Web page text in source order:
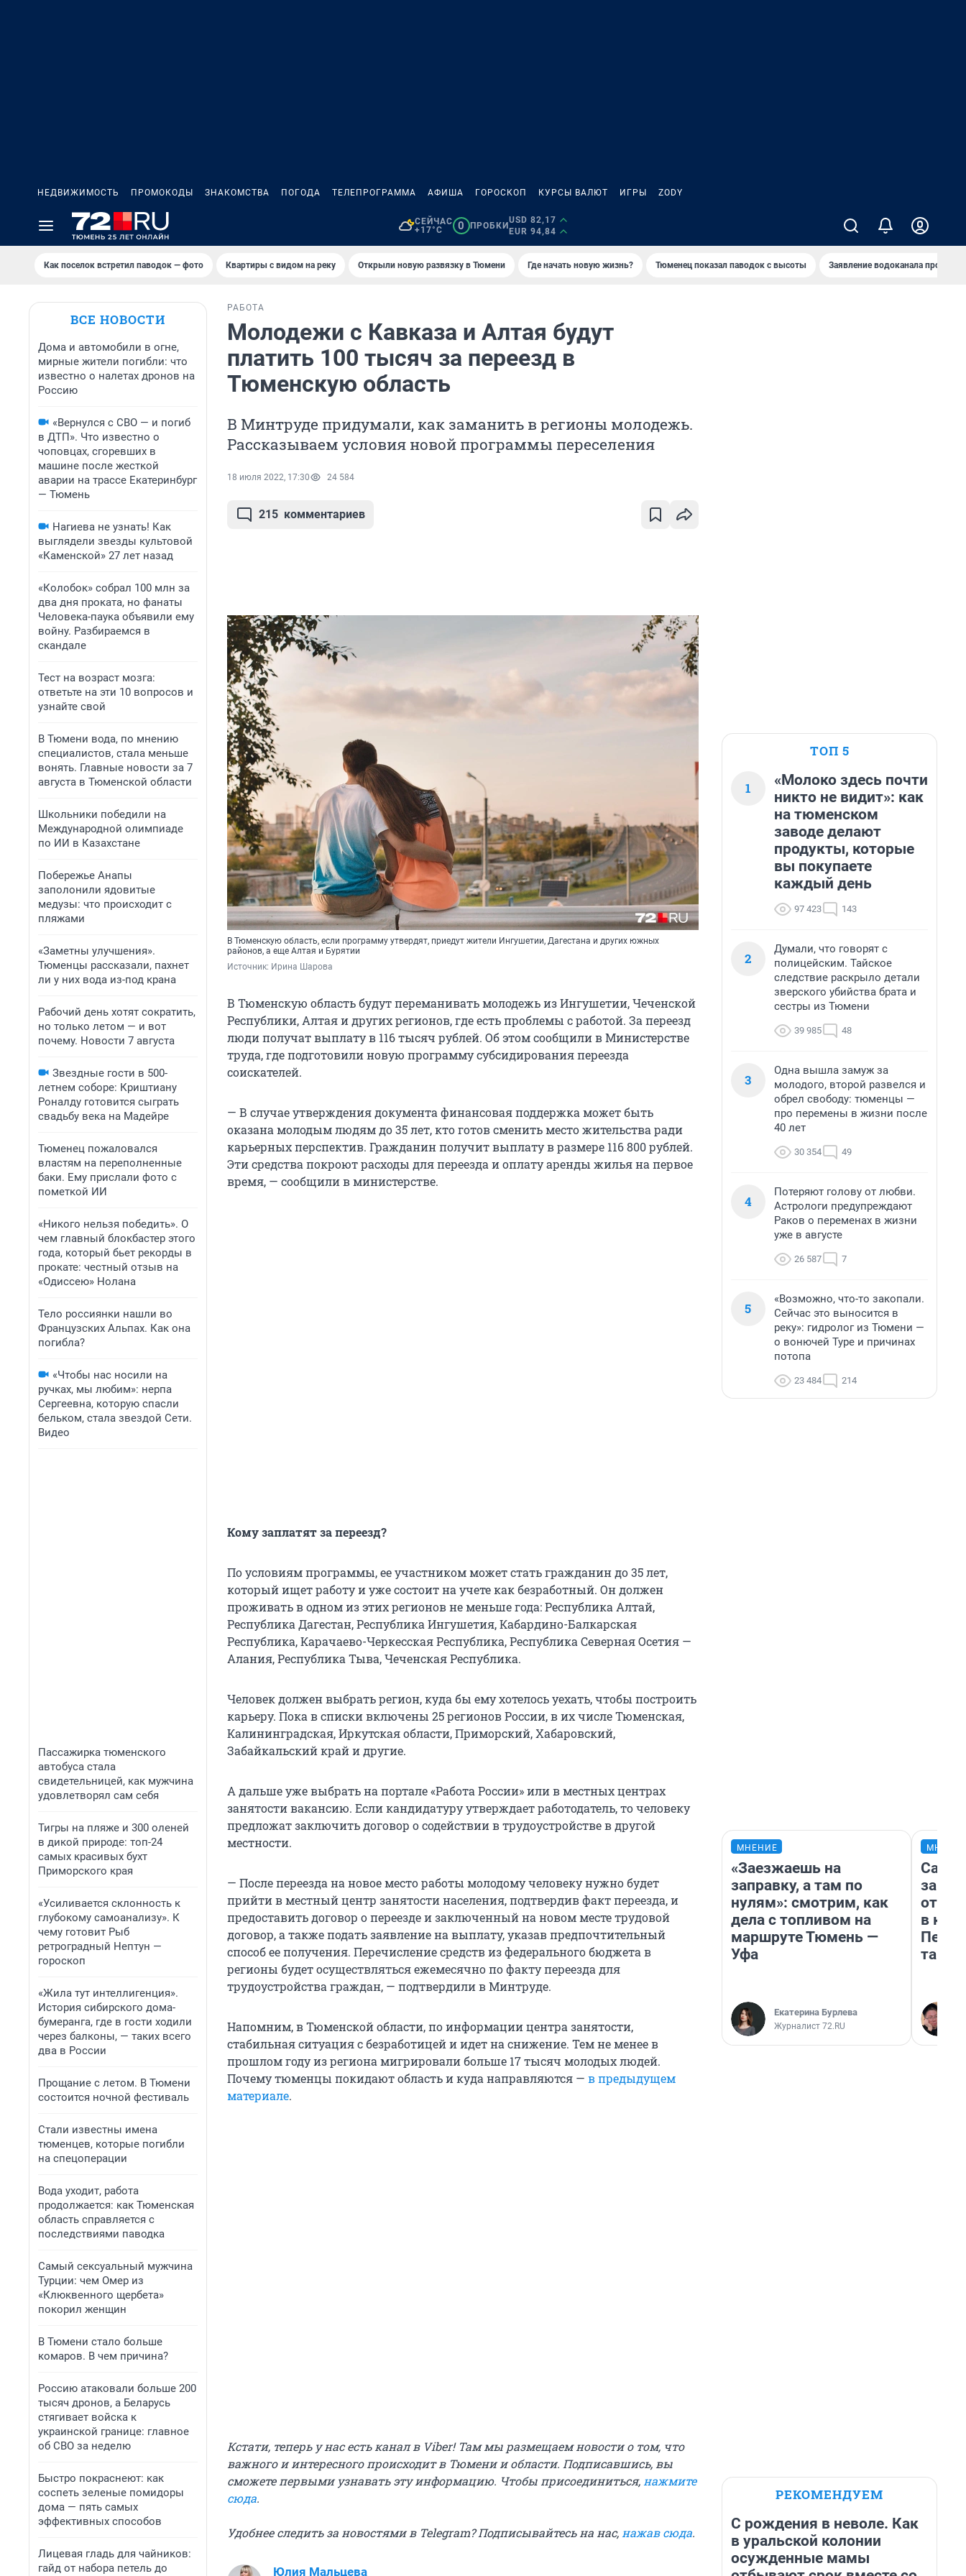
НЕДВИЖИМОСТЬ ПРОМОКОДЫ ЗНАКОМСТВА ПОГОДА ТЕЛЕПРОГРАММА АФИША ГОРОСКОП КУРСЫ ВАЛЮТ ИГРЫ ZODY
СЕЙЧАС
+17°C
0 ПРОБКИ
USD 82,17
EUR 94,84
Как поселок встретил паводок — фото Квартиры с видом на реку Открыли новую развязку в Тюмени Где начать новую жизнь? Тюменец показал паводок с высоты Заявление водоканала про
ВСЕ НОВОСТИ
Дома и автомобили в огне,
мирные жители погибли: что
известно о налетах дронов на
Россию
«Вернулся с СВО — и погиб
в ДТП». Что известно о
чоповцах, сгоревших в
машине после жесткой
аварии на трассе Екатеринбург
— Тюмень
Нагиева не узнать! Как
выглядели звезды культовой
«Каменской» 27 лет назад
«Колобок» собрал 100 млн за
два дня проката, но фанаты
Человека-паука объявили ему
войну. Разбираемся в
скандале
Тест на возраст мозга:
ответьте на эти 10 вопросов и
узнайте свой
В Тюмени вода, по мнению
специалистов, стала меньше
вонять. Главные новости за 7
августа в Тюменской области
Школьники победили на
Международной олимпиаде
по ИИ в Казахстане
Побережье Анапы
заполонили ядовитые
медузы: что происходит с
пляжами
«Заметны улучшения».
Тюменцы рассказали, пахнет
ли у них вода из-под крана
Рабочий день хотят сократить,
но только летом — и вот
почему. Новости 7 августа
Звездные гости в 500-
летнем соборе: Криштиану
Роналду готовится сыграть
свадьбу века на Мадейре
Тюменец пожаловался
властям на переполненные
баки. Ему прислали фото с
пометкой ИИ
«Никого нельзя победить». О
чем главный блокбастер этого
года, который бьет рекорды в
прокате: честный отзыв на
«Одиссею» Нолана
Тело россиянки нашли во
Французских Альпах. Как она
погибла?
«Чтобы нас носили на
ручках, мы любим»: нерпа
Сергеевна, которую спасли
бельком, стала звездой Сети.
Видео
Пассажирка тюменского
автобуса стала
свидетельницей, как мужчина
удовлетворял сам себя
Тигры на пляже и 300 оленей
в дикой природе: топ-24
самых красивых бухт
Приморского края
«Усиливается склонность к
глубокому самоанализу». К
чему готовит Рыб
ретроградный Нептун —
гороскоп
«Жила тут интеллигенция».
История сибирского дома-
бумеранга, где в гости ходили
через балконы, — таких всего
два в России
Прощание с летом. В Тюмени
состоится ночной фестиваль
Стали известны имена
тюменцев, которые погибли
на спецоперации
Вода уходит, работа
продолжается: как Тюменская
область справляется с
последствиями паводка
Самый сексуальный мужчина
Турции: чем Омер из
«Клюквенного щербета»
покорил женщин
В Тюмени стало больше
комаров. В чем причина?
Россию атаковали больше 200
тысяч дронов, а Беларусь
стягивает войска к
украинской границе: главное
об СВО за неделю
Быстро покраснеют: как
соспеть зеленые помидоры
дома — пять самых
эффективных способов
Лицевая гладь для чайников:
гайд от набора петель до
РАБОТА
Молодежи с Кавказа и Алтая будут
платить 100 тысяч за переезд в
Тюменскую область
В Минтруде придумали, как заманить в регионы молодежь.
Рассказываем условия новой программы переселения
18 июля 2022, 17:30 24 584
215 комментариев
В Тюменскую область, если программу утвердят, приедут жители Ингушетии, Дагестана и других южных
районов, а еще Алтая и Бурятии
Источник: Ирина Шарова
В Тюменскую область будут переманивать молодежь из Ингушетии, Чеченской
Республики, Алтая и других регионов, где есть проблемы с работой. За переезд
люди получат выплату в 116 тысяч рублей. Об этом сообщили в Министерстве
труда, где подготовили новую программу субсидирования переезда
соискателей.
— В случае утверждения документа финансовая поддержка может быть
оказана молодым людям до 35 лет, кто готов сменить место жительства ради
карьерных перспектив. Гражданин получит выплату в размере 116 800 рублей.
Эти средства покроют расходы для переезда и оплату аренды жилья на первое
время, — сообщили в министерстве.
Кому заплатят за переезд?
По условиям программы, ее участником может стать гражданин до 35 лет,
который ищет работу и уже состоит на учете как безработный. Он должен
проживать в одном из этих регионов не меньше года: Республика Алтай,
Республика Дагестан, Республика Ингушетия, Кабардино-Балкарская
Республика, Карачаево-Черкесская Республика, Республика Северная Осетия —
Алания, Республика Тыва, Чеченская Республика.
Человек должен выбрать регион, куда бы ему хотелось уехать, чтобы построить
карьеру. Пока в списки включены 25 регионов России, в их числе Тюменская,
Калининградская, Иркутская области, Приморский, Хабаровский,
Забайкальский край и другие.
А дальше уже выбрать на портале «Работа России» или в местных центрах
занятости вакансию. Если кандидатуру утверждает работодатель, то человеку
предложат заключить договор о содействии в трудоустройстве в другой
местности.
— После переезда на новое место работы молодому человеку нужно будет
прийти в местный центр занятости населения, подтвердив факт переезда, и
предоставить договор о переезде и заключенный на новом месте трудовой
договор, а также подать заявление на выплату, указав предпочтительный
способ ее получения. Перечисление средств из федерального бюджета в
регионы будет осуществляться ежемесячно по факту переезда для
трудоустройства граждан, — подтвердили в Минтруде.
Напомним, в Тюменской области, по информации центра занятости,
стабильная ситуация с безработицей и идет на снижение. Тем не менее в
прошлом году из региона мигрировали больше 17 тысяч молодых людей.
Почему тюменцы покидают область и куда направляются — в предыдущем
материале.
Кстати, теперь у нас есть канал в Viber! Там мы размещаем новости о том, что
важного и интересного происходит в Тюмени и области. Подписавшись, вы
сможете первыми узнавать эту информацию. Чтобы присоединиться, нажмите
сюда.
Удобнее следить за новостями в Telegram? Подписывайтесь на нас, нажав сюда.
Юлия Мальцева
ТОП 5
1
«Молоко здесь почти
никто не видит»: как
на тюменском
заводе делают
продукты, которые
вы покупаете
каждый день
97 423 143
2
Думали, что говорят с
полицейским. Тайское
следствие раскрыло детали
зверского убийства брата и
сестры из Тюмени
39 985 48
3
Одна вышла замуж за
молодого, второй развелся и
обрел свободу: тюменцы —
про перемены в жизни после
40 лет
30 354 49
4
Потеряют голову от любви.
Астрологи предупреждают
Раков о переменах в жизни
уже в августе
26 587 7
5
«Возможно, что-то закопали.
Сейчас это выносится в
реку»: гидролог из Тюмени —
о вонючей Туре и причинах
потопа
23 484 214
МНЕНИЕ
«Заезжаешь на
заправку, а там по
нулям»: смотрим, как
дела с топливом на
маршруте Тюмень —
Уфа
Екатерина Бурлева
Журналист 72.RU
в
там
РЕКОМЕНДУЕМ
С рождения в неволе. Как
в уральской колонии
осужденные мамы